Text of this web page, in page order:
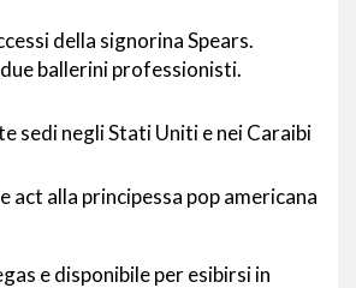
della signorina Spears.
ballerini professionisti.
sedi negli Stati Uniti e nei Caraibi
act alla principessa pop americana
e disponibile per esibirsi in